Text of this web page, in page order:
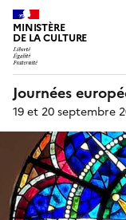
MINISTÈRE
DE LA CULTURE
Journées
19 et 20 septembre